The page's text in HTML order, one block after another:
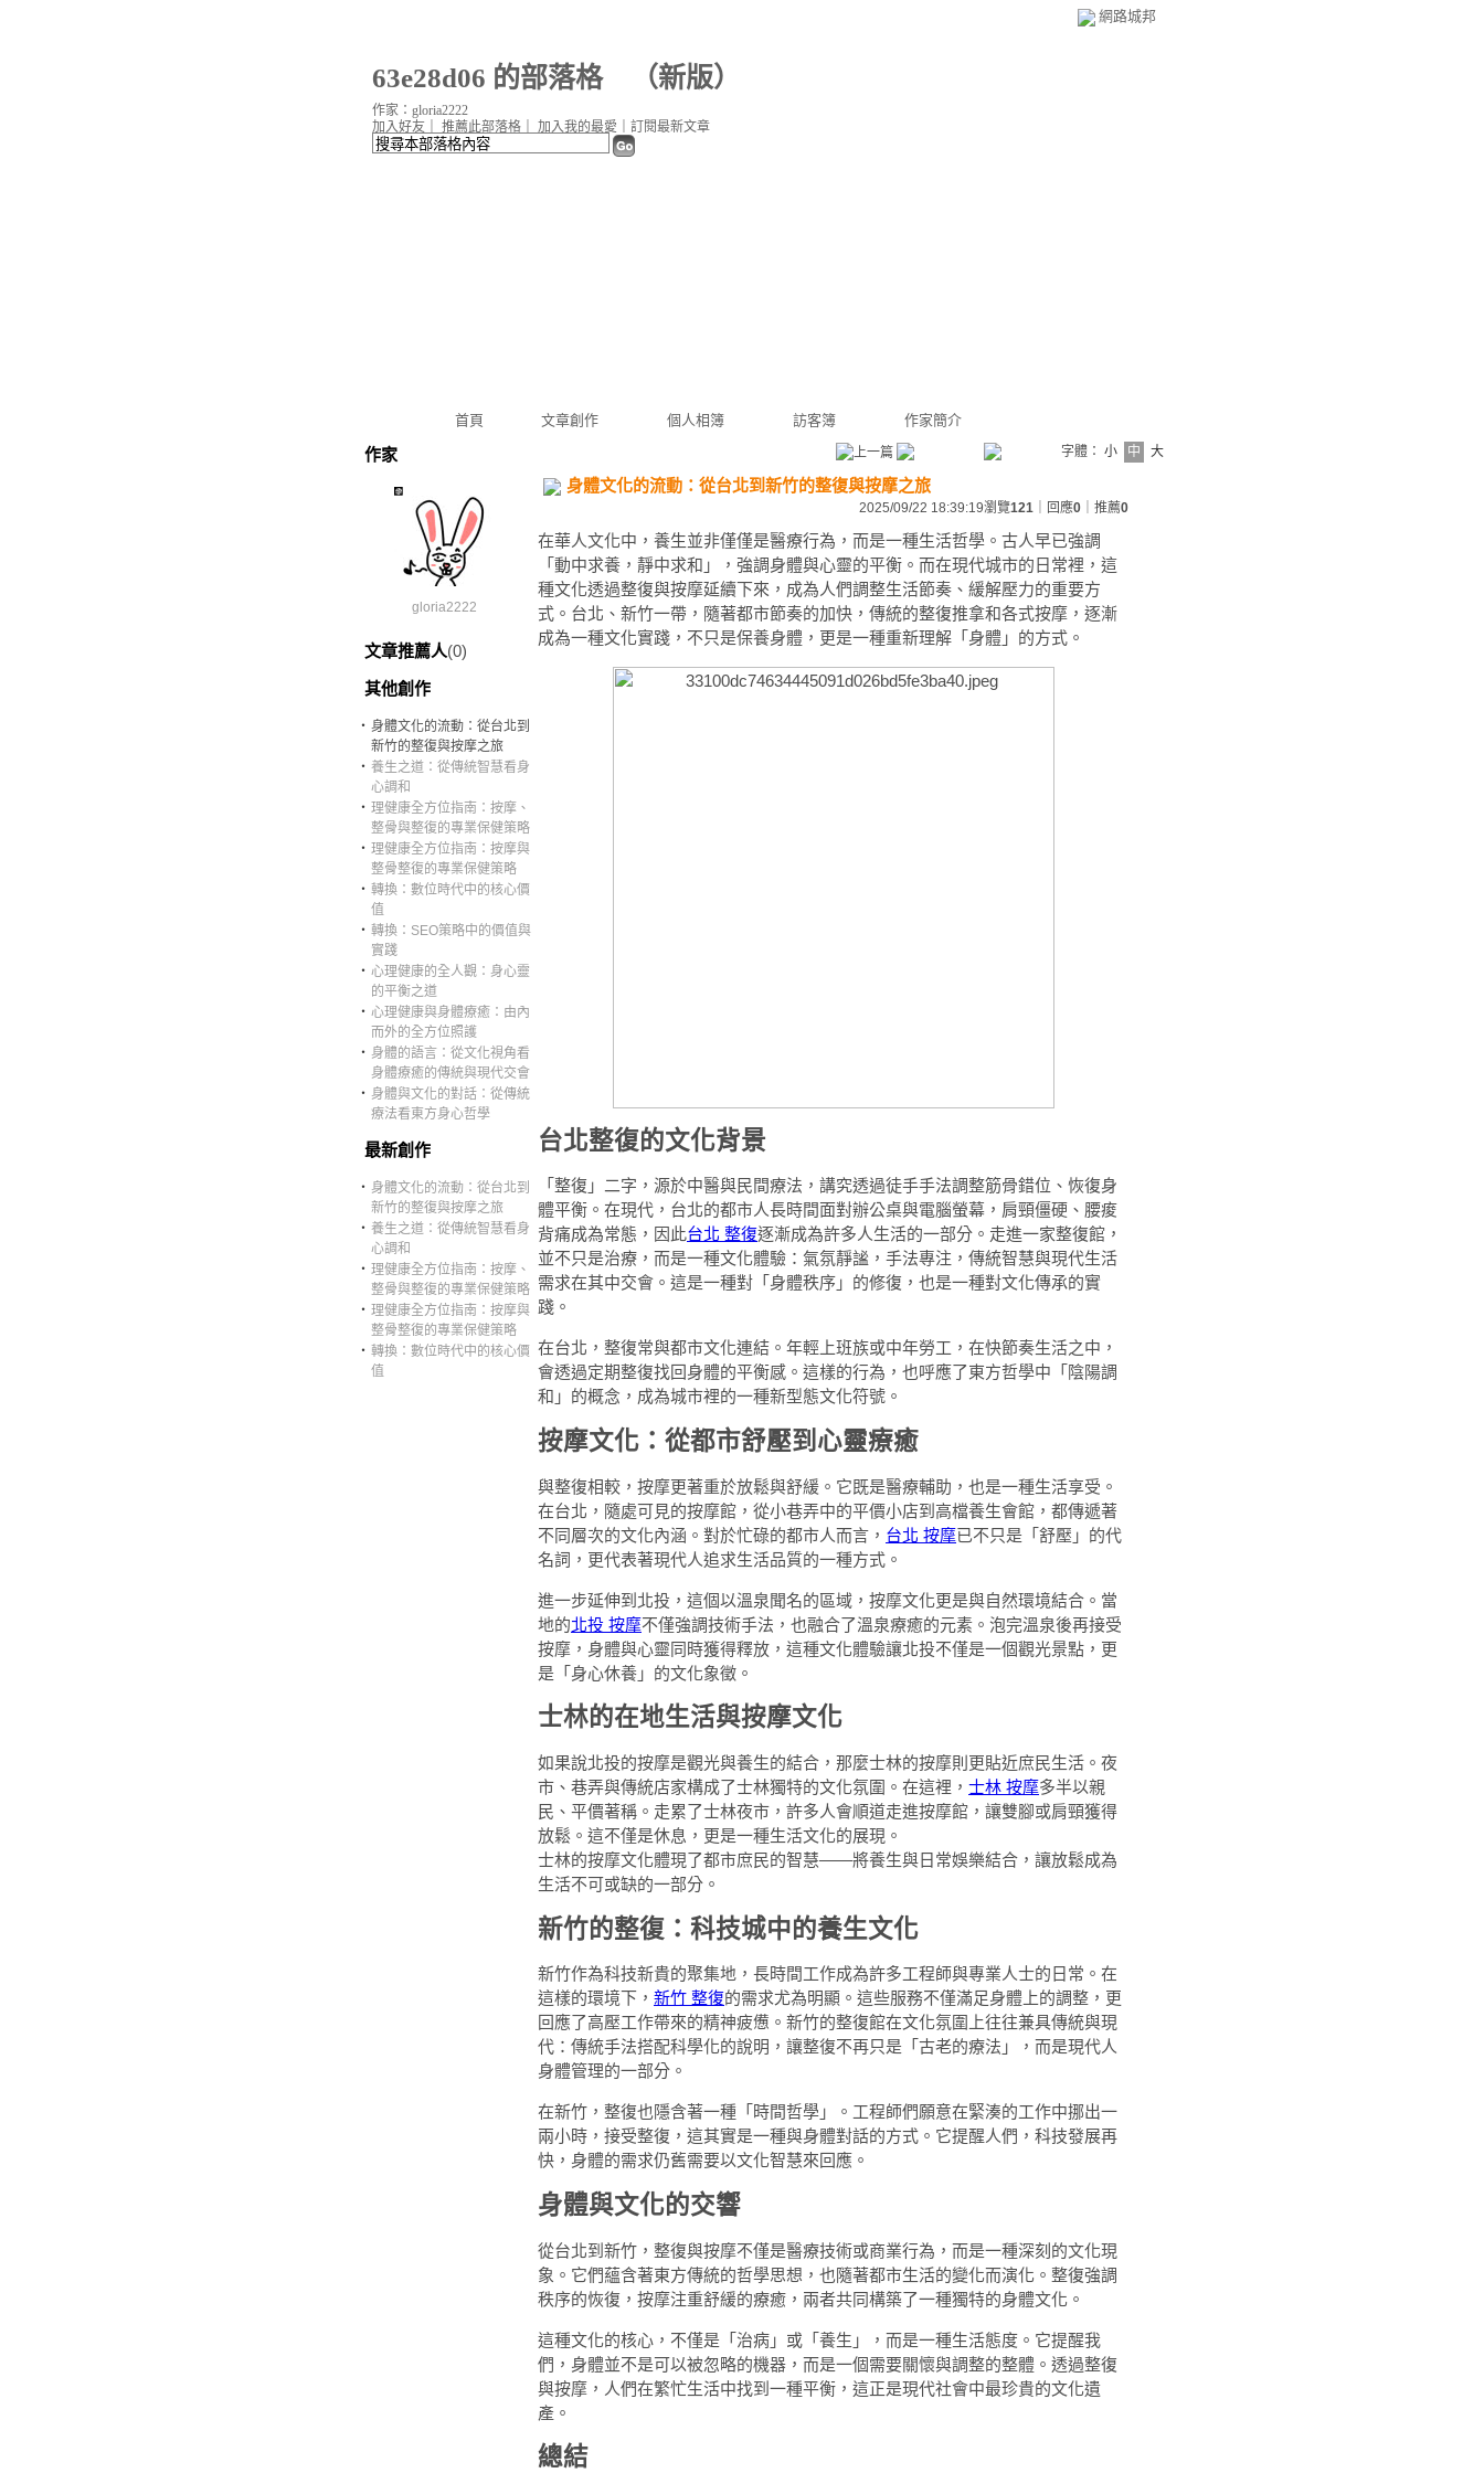
網路城邦
63e28d06 的部落格（新版）
首頁 文章創作 個人相簿 訪客簿 作家簡介
加入好友 推薦此部落格 加入我的最愛 訂閱最新文章
作家：gloria2222
作家
gloria2222
文章推薦人(0)
其他創作
‧ 身體文化的流動：從台北到
新竹的整復與按摩之旅
‧ 養生之道：從傳統智慧看身
心調和
‧ 理健康全方位指南：按摩、
整骨與整復的專業保健策略
‧ 理健康全方位指南：按摩與
整骨整復的專業保健策略
‧ 轉換：數位時代中的核心價
值
‧ 轉換：SEO策略中的價值與
實踐
‧ 心理健康的全人觀：身心靈
的平衡之道
‧ 心理健康與身體療癒：由內
而外的全方位照護
‧ 身體的語言：從文化視角看
身體療癒的傳統與現代交會
‧ 身體與文化的對話：從傳統
療法看東方身心哲學
最新創作
‧ 身體文化的流動：從台北到
新竹的整復與按摩之旅
‧ 養生之道：從傳統智慧看身
心調和
‧ 理健康全方位指南：按摩、
整骨與整復的專業保健策略
‧ 理健康全方位指南：按摩與
整骨整復的專業保健策略
‧ 轉換：數位時代中的核心價
值
字體： 小 中 大
身體文化的流動：從台北到新竹的整復與按摩之旅
2025/09/22 18:39:19瀏覽121 ｜回應0 ｜推薦0
在華人文化中，養生並非僅僅是醫療行為，而是一種生活哲學。古人早已強調
「動中求養，靜中求和」，強調身體與心靈的平衡。而在現代城市的日常裡，這
種文化透過整復與按摩延續下來，成為人們調整生活節奏、緩解壓力的重要方
式。台北、新竹一帶，隨著都市節奏的加快，傳統的整復推拿和各式按摩，逐漸
成為一種文化實踐，不只是保養身體，更是一種重新理解「身體」的方式。
台北整復的文化背景
「整復」二字，源於中醫與民間療法，講究透過徒手手法調整筋骨錯位、恢復身
體平衡。在現代，台北的都市人長時間面對辦公桌與電腦螢幕，肩頸僵硬、腰痠
背痛成為常態，因此台北 整復逐漸成為許多人生活的一部分。走進一家整復館，
並不只是治療，而是一種文化體驗：氣氛靜謐，手法專注，傳統智慧與現代生活
需求在其中交會。這是一種對「身體秩序」的修復，也是一種對文化傳承的實
踐。
在台北，整復常與都市文化連結。年輕上班族或中年勞工，在快節奏生活之中，
會透過定期整復找回身體的平衡感。這樣的行為，也呼應了東方哲學中「陰陽調
和」的概念，成為城市裡的一種新型態文化符號。
按摩文化：從都市舒壓到心靈療癒
與整復相較，按摩更著重於放鬆與舒緩。它既是醫療輔助，也是一種生活享受。
在台北，隨處可見的按摩館，從小巷弄中的平價小店到高檔養生會館，都傳遞著
不同層次的文化內涵。對於忙碌的都市人而言， 台北 按摩已不只是「舒壓」的代
名詞，更代表著現代人追求生活品質的一種方式。
進一步延伸到北投，這個以溫泉聞名的區域，按摩文化更是與自然環境結合。當
地的北投 按摩不僅強調技術手法，也融合了溫泉療癒的元素。泡完溫泉後再接受
按摩，身體與心靈同時獲得釋放，這種文化體驗讓北投不僅是一個觀光景點，更
是「身心休養」的文化象徵。
士林的在地生活與按摩文化
如果說北投的按摩是觀光與養生的結合，那麼士林的按摩則更貼近庶民生活。夜
市、巷弄與傳統店家構成了士林獨特的文化氛圍。在這裡， 士林 按摩多半以親
民、平價著稱。走累了士林夜市，許多人會順道走進按摩館，讓雙腳或肩頸獲得
放鬆。這不僅是休息，更是一種生活文化的展現。
士林的按摩文化體現了都市庶民的智慧——將養生與日常娛樂結合，讓放鬆成為
生活不可或缺的一部分。
新竹的整復：科技城中的養生文化
新竹作為科技新貴的聚集地，長時間工作成為許多工程師與專業人士的日常。在
這樣的環境下， 新竹 整復的需求尤為明顯。這些服務不僅滿足身體上的調整，更
回應了高壓工作帶來的精神疲憊。新竹的整復館在文化氛圍上往往兼具傳統與現
代：傳統手法搭配科學化的說明，讓整復不再只是「古老的療法」，而是現代人
身體管理的一部分。
在新竹，整復也隱含著一種「時間哲學」。工程師們願意在緊湊的工作中挪出一
兩小時，接受整復，這其實是一種與身體對話的方式。它提醒人們，科技發展再
快，身體的需求仍舊需要以文化智慧來回應。
身體與文化的交響
從台北到新竹，整復與按摩不僅是醫療技術或商業行為，而是一種深刻的文化現
象。它們蘊含著東方傳統的哲學思想，也隨著都市生活的變化而演化。整復強調
秩序的恢復，按摩注重舒緩的療癒，兩者共同構築了一種獨特的身體文化。
這種文化的核心，不僅是「治病」或「養生」，而是一種生活態度。它提醒我
們，身體並不是可以被忽略的機器，而是一個需要關懷與調整的整體。透過整復
與按摩，人們在繁忙生活中找到一種平衡，這正是現代社會中最珍貴的文化遺
產。
總結